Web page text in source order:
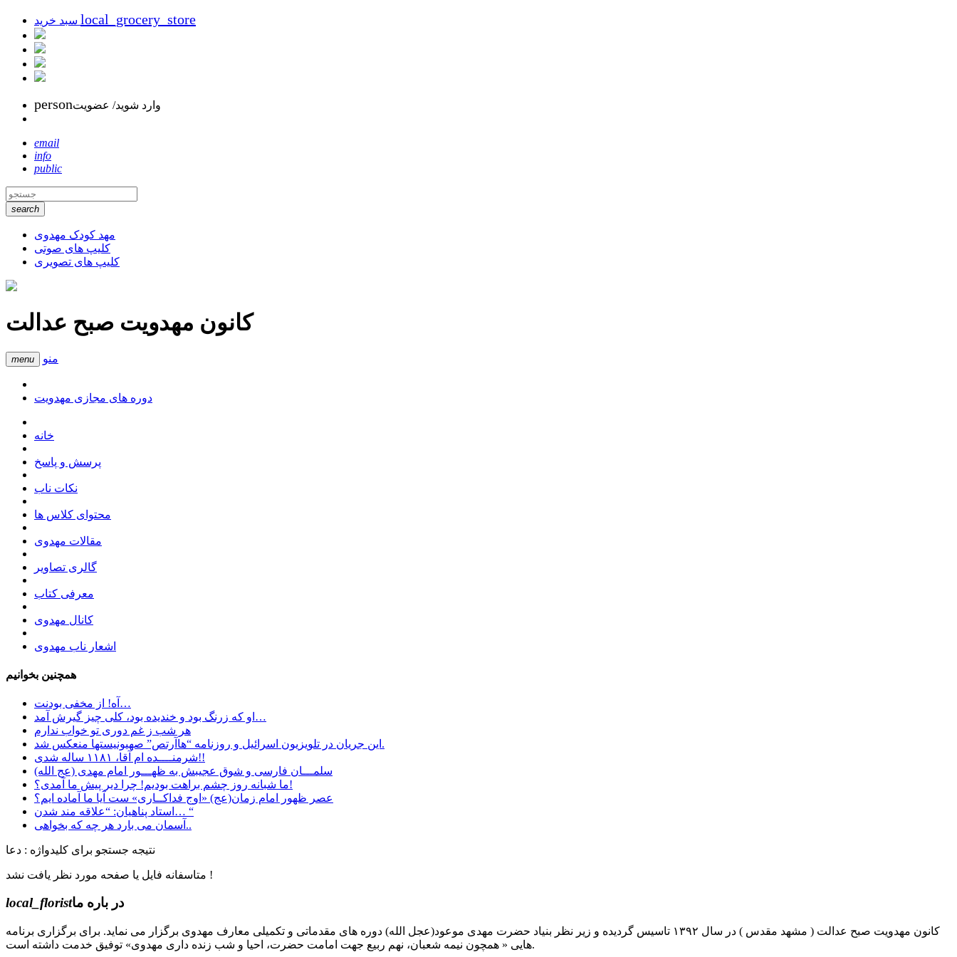
local_grocery_store
personوارد شوید/ عضویت
email
info
public
search
مهد کودک مهدوی
کلیپ های صوتی
کلیپ های تصویری
کانون مهدویت صبح عدالت
menu منو
دوره های مجازی مهدویت
خانه
پرسش و پاسخ
نکات ناب
محتوای کلاس ها
مقالات مهدوی
گالری تصاویر
معرفی کتاب
کانال مهدوی
اشعار ناب مهدوی
همچنین بخوانیم
آه! از مخفی بودنت…
او که زرنگ بود و خندیده بود، کلی چیز گیرش آمد…
هر شب ز غم دوری تو خواب ندارم
این جریان در تلویزیون اسرائیل و روزنامه “هاآرتص” صهیونیستها منعکس شد.
شرمنــــده ام آقا، ۱۱۸۱ ساله شدی!!
سلمـــان فارسی و شوق عجیبش به ظهـــور امام مهدی (عج الله)
ما شبانه روز چشم براهت بودیم! چرا دیر پیش ما آمدی؟!
عصر ظهور امام زمان(عج) «اوج فداکــاری» ست آيا ما آماده ايم؟
استاد پناهیان: “علاقه مند شدن… “
آسمان می بارد هر چه که بخواهی..
نتیجه جستجو برای کلیدواژه : دعا
متاسفانه فایل یا صفحه مورد نظر یافت نشد !
local_floristدر باره ما
کانون مهدویت صبح عدالت ( مشهد مقدس ) در سال ۱۳۹۲ تاسیس گردیده و زیر نظر بنیاد حضرت مهدی موعود(عجل الله) دوره های مقدماتی و تکمیلی معارف مهدوی برگزار می نماید. برای برگزاری برنامه
هایی « همچون نیمه شعبان، نهم ربیع جهت امامت حضرت، احیا و شب زنده داری مهدوی» توفیق خدمت داشته است.